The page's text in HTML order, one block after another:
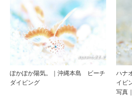
ぽかぽか陽気。｜沖縄本島 ビーチ
ダイビング
ハナ
イビ
写真｜